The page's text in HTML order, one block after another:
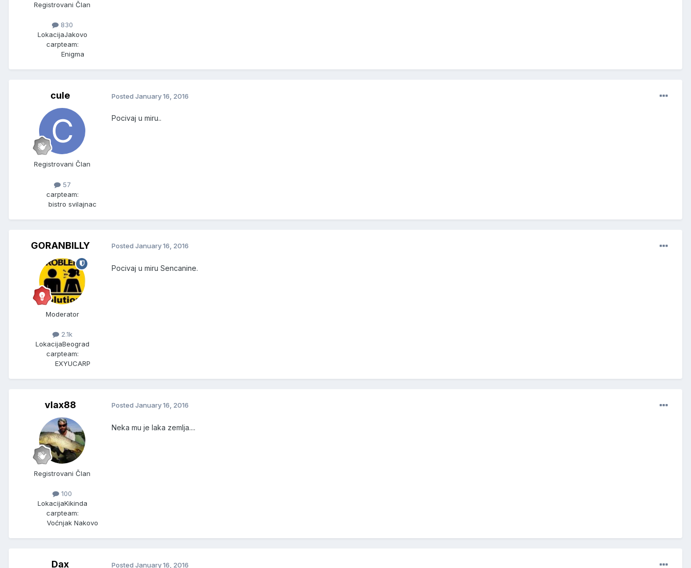
Registrovani Član
830
LokacijaJakovo
carpteam:
Enigma
cule
Registrovani Član
57
carpteam:
bistro svilajnac
Posted January 16, 2016
Pocivaj u miru..
GORANBILLY
Moderator
2.1k
LokacijaBeograd
carpteam:
EXYUCARP
Posted January 16, 2016
Pocivaj u miru Sencanine.
vlax88
Registrovani Član
100
LokacijaKikinda
carpteam:
Voćnjak Nakovo
Posted January 16, 2016
Neka mu je laka zemlja....
Dax Posted January 16, 2016